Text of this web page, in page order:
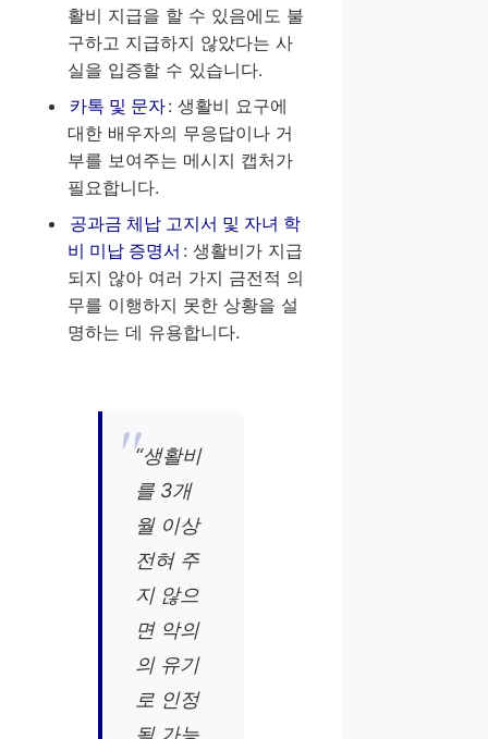
활비 지급을 할 수 있음에도 불
구하고 지급하지 않았다는 사
실을 입증할 수 있습니다.
카톡 및 문자: 생활비 요구에
대한 배우자의 무응답이나 거
부를 보여주는 메시지 캡처가
필요합니다.
공과금 체납 고지서 및 자녀 학
비 미납 증명서 : 생활비가 지급
되지 않아 여러 가지 금전적 의
무를 이행하지 못한 상황을 설
명하는 데 유용합니다.
“생활비
를 3개
월 이상
전혀 주
지 않으
면 악의
의 유기
로 인정
될 가능